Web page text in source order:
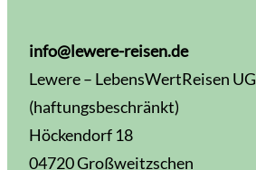
info@lewere-reisen.de
Lewere – LebensWertReisen UG
(haftungsbeschränkt)
Höckendorf 18
04720 Großweitzschen